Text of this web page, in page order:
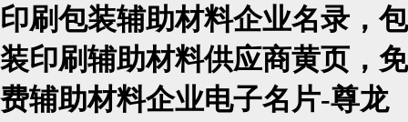
印刷包装辅助材料企业名录，包
装印刷辅助材料供应商黄页，免
费辅助材料企业电子名片-尊龙